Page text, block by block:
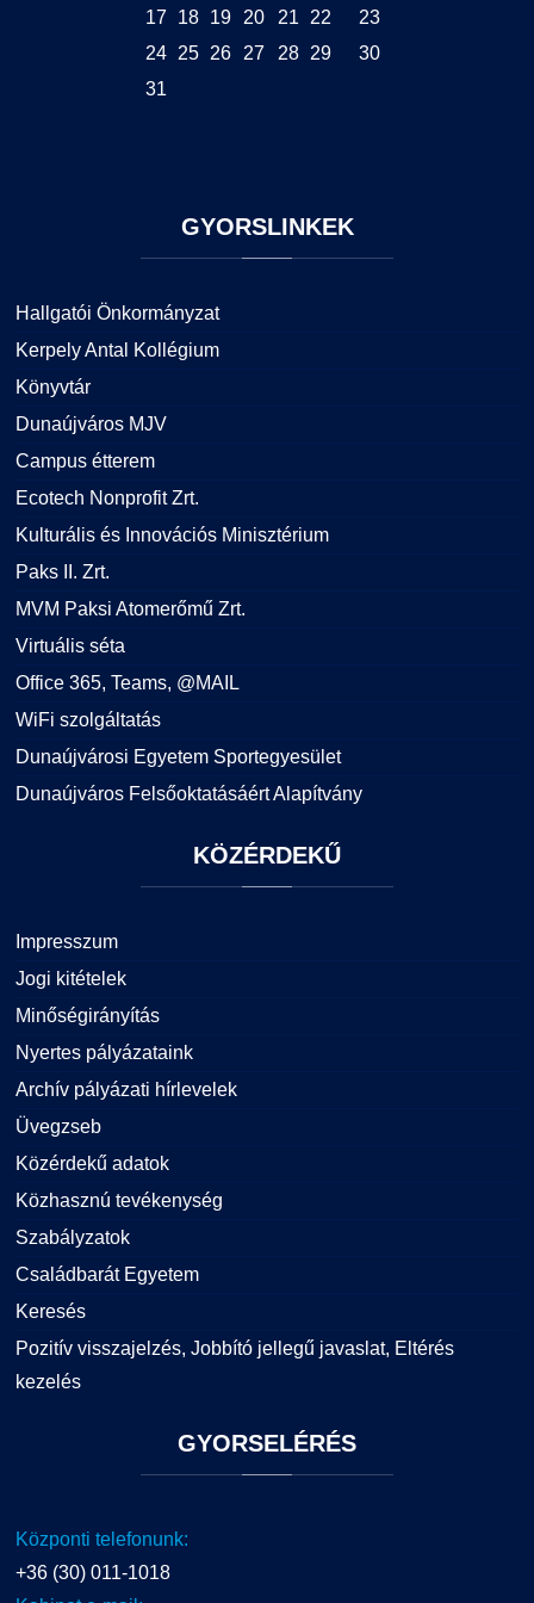
GY.I.K.
Online Studium
17
18 19 20 21 22
23
24
25 26 27 28 29
30
31
GYORSLINKEK
Hallgatói Önkormányzat
Kerpely Antal Kollégium
Könyvtár
Dunaújváros MJV
Campus étterem
Ecotech Nonprofit Zrt.
Kulturális és Innovációs Minisztérium
Paks II. Zrt.
MVM Paksi Atomerőmű Zrt.
Virtuális séta
Office 365, Teams, @MAIL
WiFi szolgáltatás
Dunaújvárosi Egyetem Sportegyesület
Dunaújváros Felsőoktatásáért Alapítvány
KÖZÉRDEKŰ
Impresszum
Jogi kitételek
Minőségirányítás
Nyertes pályázataink
Archív pályázati hírlevelek
Üvegzseb
Közérdekű adatok
Közhasznú tevékenység
Szabályzatok
Családbarát Egyetem
Keresés
Pozitív visszajelzés, Jobbító jellegű javaslat, Eltérés
kezelés
GYORSELÉRÉS
Központi telefonunk:
+36 (30) 011-1018